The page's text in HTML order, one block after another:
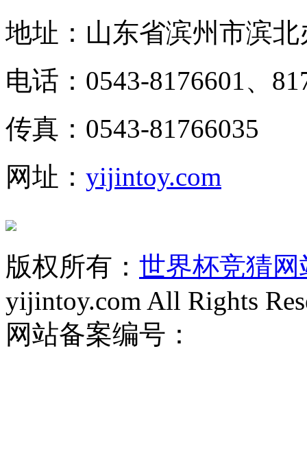
地址：山东省滨州市滨
电话：0543-8176601、
传真：0543-81766035
网址： yijintoy.com
版权所有： 世界杯竞猜
yijintoy.com All Rights
网站备案编号：